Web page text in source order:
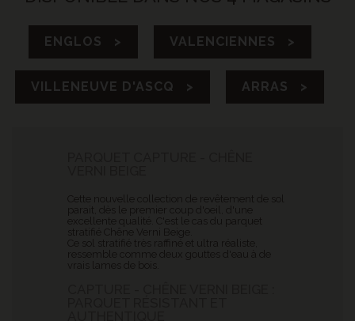
ENGLOS > VALENCIENNES >
VILLENEUVE D'ASCQ > ARRAS >
Cette nouvelle collection de revêtement de sol
parait, dès le premier coup d'oeil, d'une
excellente qualité. C'est le cas du parquet
stratifié Chêne Verni Beige
Ce sol stratifié très raffiné et ultra réaliste,
ressemble comme deux gouttes d'eau à de
vrais lames de bois.